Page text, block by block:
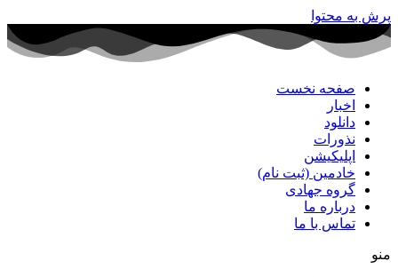
پرش به محتوا
صفحه نخست
اخبار
دانلود
نذورات
اپلیکیشن
خادمین (ثبت نام)
گروه جهادی
درباره ما
تماس با ما
منو